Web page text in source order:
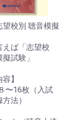
望校別 聴音模擬
えば「志望校
試験」
】
〜16枚（入試
法）
ートへ進む